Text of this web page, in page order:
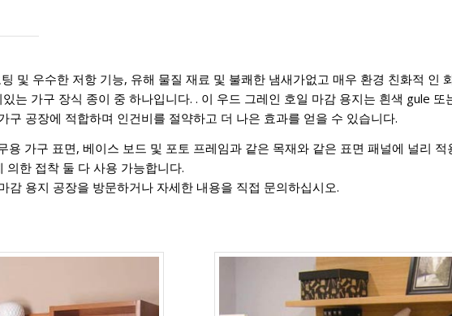
및 우수한 저항 기능, 유해 물질 재료 및 불쾌한 냄새가없고 매우 환경 친화적 인
는 가구 장식 종이 중 하나입니다. . 이 우드 그레인 호일 마감 용지는 흰색 gule
구 공장에 적합하며 인건비를 절약하고 더 나은 효과를 얻을 수 있습니다.
용 가구 표면, 베이스 보드 및 포토 프레임과 같은 목재와 같은 표면 패널에 널리
한 접착 둘 다 사용 가능합니다.
감 용지 공장을 방문하거나 자세한 내용을 직접 문의하십시오.